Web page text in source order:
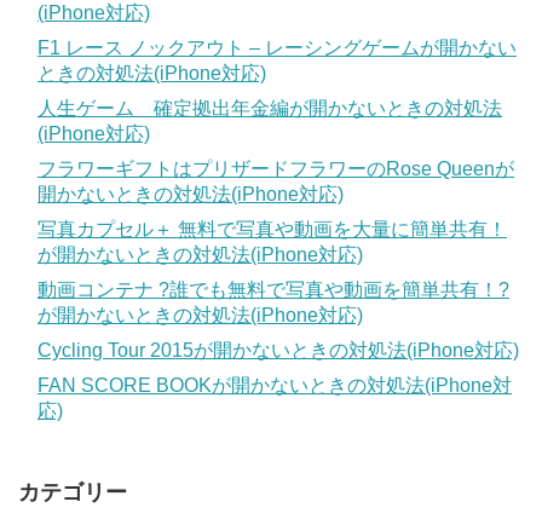
(iPhone対応)
F1 レース ノックアウト – レーシングゲームが開かない
ときの対処法(iPhone対応)
人生ゲーム 確定拠出年金編が開かないときの対処法
(iPhone対応)
フラワーギフトはプリザードフラワーのRose Queenが
開かないときの対処法(iPhone対応)
写真カプセル＋ 無料で写真や動画を大量に簡単共有！
が開かないときの対処法(iPhone対応)
動画コンテナ ?誰でも無料で写真や動画を簡単共有！?
が開かないときの対処法(iPhone対応)
Cycling Tour 2015が開かないときの対処法(iPhone対応)
FAN SCORE BOOKが開かないときの対処法(iPhone対
応)
カテゴリー